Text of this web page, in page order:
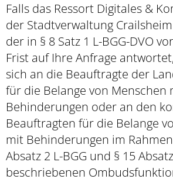
Falls das Ressort Digitales &
der Stadtverwaltung
der in § 8 Satz 1 L-BGG-DVO
Frist auf Ihre Anfrage
sich an die Beauftragte der
für die Belange von Menschen
Behinderungen oder an den
Beauftragten für die Belange
mit Behinderungen im
Absatz 2 L-BGG und § 15
beschriebenen